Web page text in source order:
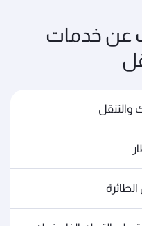
عن خدمات
والتنقل